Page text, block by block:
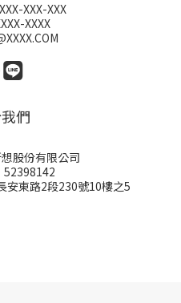
XXX-XXX
XXXX
們
股份有限公司
52398142
安東路2段230號10樓之5